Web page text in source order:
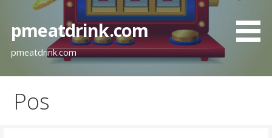
pmeatdrink.com
pmeatdrink.com
Pos